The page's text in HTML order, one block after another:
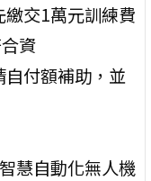
交1萬元訓練費
資
付額補助，並
慧自動化無人機